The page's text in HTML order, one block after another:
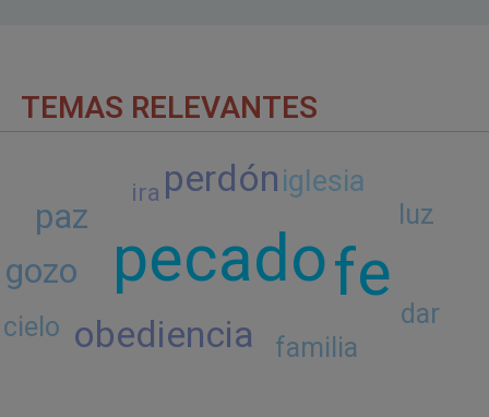
TEMAS RELEVANTES
pecadofe
perdón
obediencia
paz
gozo
iglesia
familia
cielo
luz
dar
ira